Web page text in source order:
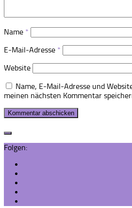
Name *
E-Mail-Adresse *
Website
Name, E-Mail-Adresse und
meinen nächsten Kommentar
Folgen: